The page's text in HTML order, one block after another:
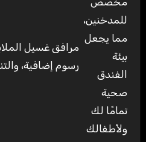
للمدخنين،
مما يجعل
بيئة
الفندق
صحية
تمامًا لك
ولأطفالك
مرافق غسيل
رسوم إضافية،